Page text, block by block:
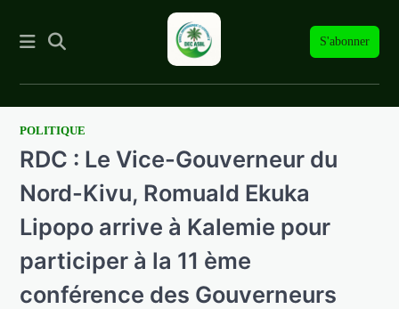
S'abonner
SkipPOLITIQUE
RDC : Le Vice-Gouverneur du
Nord-Kivu, Romuald Ekuka
Lipopo arrive à Kalemie pour
participer à la 11 ème
conférence des Gouverneurs